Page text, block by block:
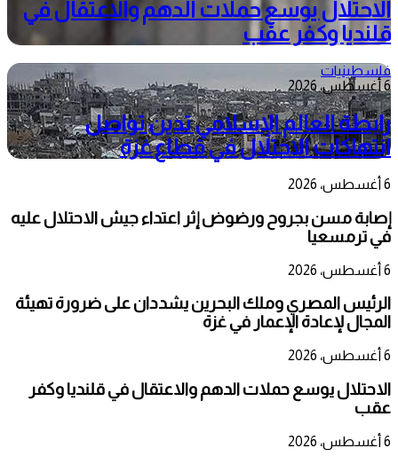
الاحتلال يوسع حملات الدهم والاعتقال في
قلنديا وكفر عقب
فلسطينيات
6 أغسطس، 2026
رابطة العالم الإسلامي تدين تواصل
انتهاكات الاحتلال في قطاع غزة
6 أغسطس، 2026
إصابة مسن بجروح ورضوض إثر اعتداء جيش الاحتلال عليه
في ترمسعيا
6 أغسطس، 2026
الرئيس المصري وملك البحرين يشددان على ضرورة تهيئة
المجال لإعادة الإعمار في غزة
6 أغسطس، 2026
الاحتلال يوسع حملات الدهم والاعتقال في قلنديا وكفر
عقب
6 أغسطس، 2026